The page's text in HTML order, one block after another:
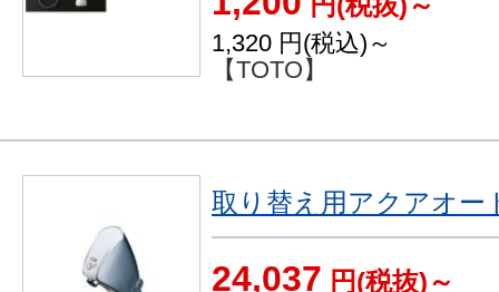
1,320 円(税込)～
【TOTO】
取り替え用アクアオー
24,037 円(税抜)～